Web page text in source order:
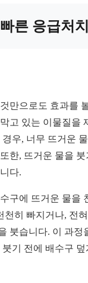
른 응급처
만으로도 효과를
고 있는 이물질을
우, 너무 뜨거운
한, 뜨거운 물을 붓
다.
구에 뜨거운 물을
천히 빠지거나, 전
붓습니다. 이 과정
기 전에 배수구 덮